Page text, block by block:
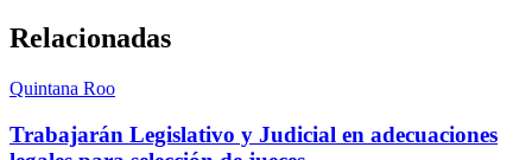
Relacionadas
Quintana Roo
Trabajarán Legislativo y Judicial en adecuaciones